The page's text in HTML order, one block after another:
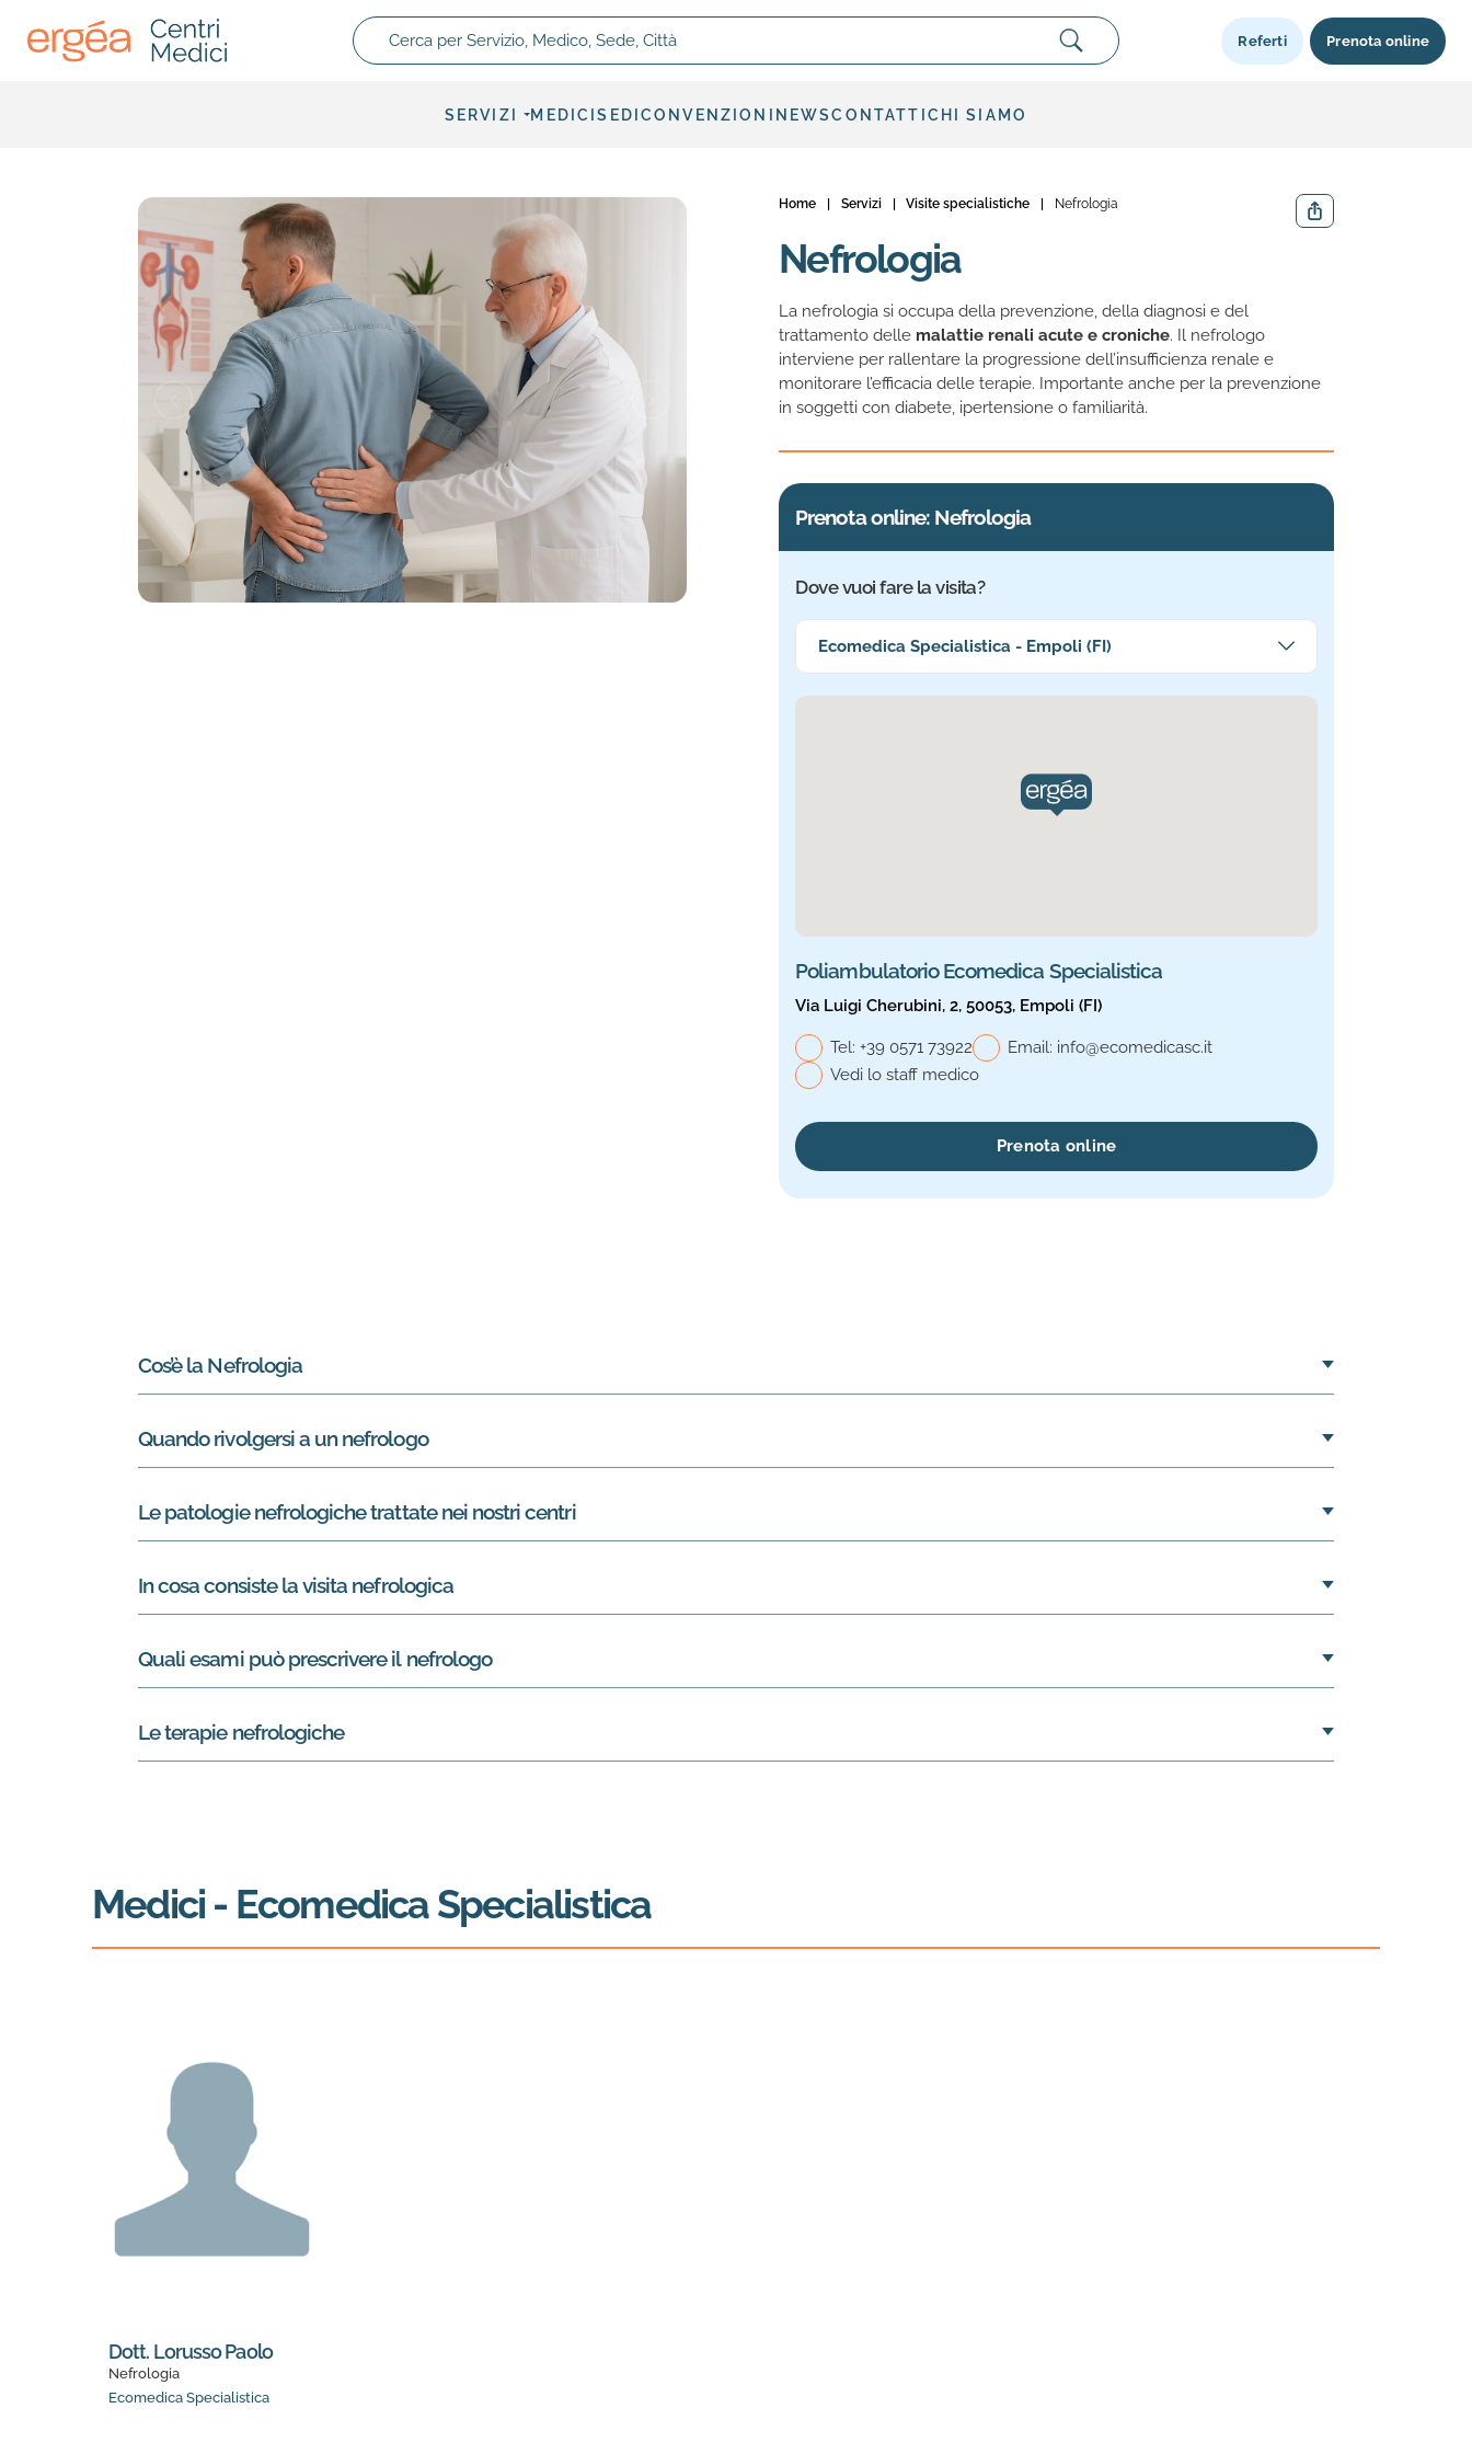
Cerca per Servizio, Medico, Sede, Città
Referti Prenota online
SERVIZI MEDICISEDI CONVENZIONI NEWSCONTATTI CHI SIAMO
Home Servizi Visite specialistiche Nefrologia Condividi
Nefrologia
La nefrologia si occupa della prevenzione, della diagnosi e del
trattamento delle malattie renali acute e croniche. Il nefrologo
interviene per rallentare la progressione dell’insufficienza renale e
monitorare l’efficacia delle terapie. Importante anche per la prevenzione
in soggetti con diabete, ipertensione o familiarità.
Prenota online: Nefrologia
Dove vuoi fare la visita?
Seleziona la sede più vicina a te
Ecomedica Specialistica - Empoli (FI)
Poliambulatorio Ecomedica Specialistica
Via Luigi Cherubini, 2, 50053, Empoli (FI)
Tel:Telefono generale, Ecomedica Specialistica
+39 0571 73922 Email: info@ecomedicasc.it
Vedi lo staff medico
Prenota online
Cos’è la Nefrologia
Quando rivolgersi a un nefrologo
Le patologie nefrologiche trattate nei nostri centri
In cosa consiste la visita nefrologica
Quali esami può prescrivere il nefrologo
Le terapie nefrologiche
Medici - Ecomedica Specialistica
Dott. Lorusso Paolo
Nefrologia
Ecomedica Specialistica